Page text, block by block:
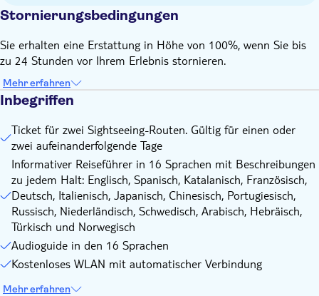
Passeig de Gràcia – La Pedrera
Park Güell
Tibidabo - Plaça Kennedy
Sarrià
Kloster Pedralbes
Fußballverein Barcelona
Les Corts
Francesc Macià
Eixample
Sant Antoni
Stornierungsbedingungen
Sie erhalten eine Erstattung in Höhe von 100%, wenn Sie bis
zu 24 Stunden vor Ihrem Erlebnis stornieren.
Mehr erfahren
Inbegriffen
Ticket für zwei Sightseeing-Routen. Gültig für einen oder
zwei aufeinanderfolgende Tage
Informativer Reiseführer in 16 Sprachen mit Beschreibungen
zu jedem Halt: Englisch, Spanisch, Katalanisch, Französisch,
Deutsch, Italienisch, Japanisch, Chinesisch, Portugiesisch,
Russisch, Niederländisch, Schwedisch, Arabisch, Hebräisch,
Türkisch und Norwegisch
Audioguide in den 16 Sprachen
Kostenloses WLAN mit automatischer Verbindung
Mehr erfahren